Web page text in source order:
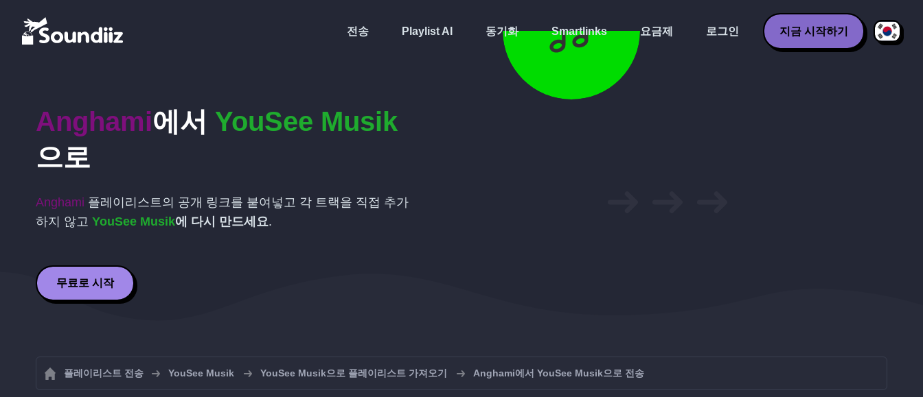
전송 Playlist AI 동기화 Smartlinks 요금제 로그인 지금 시작하기
Anghami에서 YouSee Musik
으로
Anghami 플레이리스트의 공개 링크를 붙여넣고 각 트랙을 직접 추가
하지 않고 YouSee Musik에 다시 만드세요.
무료로 시작
플레이리스트 전송 YouSee Musik YouSee Musik으로 플레이리스트 가져오기 Anghami에서 YouSee Musik으로 전송